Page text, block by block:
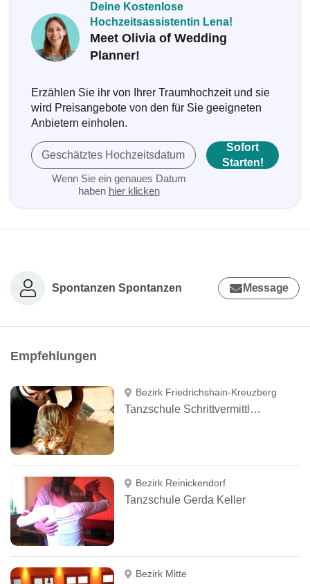
Deine Kostenlose
Hochzeitsassistentin Lena!
Meet Olivia of Wedding
Planner!
Erzählen Sie ihr von Ihrer Traumhochzeit und sie
wird Preisangebote von den für Sie geeigneten
Anbietern einholen.
Geschätztes Hochzeitsdatum
Wenn Sie ein genaues Datum
haben hier klicken
Sofort
Starten!
Spontanzen Spontanzen Message
Empfehlungen
Bezirk Friedrichshain-Kreuzberg
Tanzschule Schrittvermittlung
Bezirk Reinickendorf
Tanzschule Gerda Keller
Bezirk Mitte